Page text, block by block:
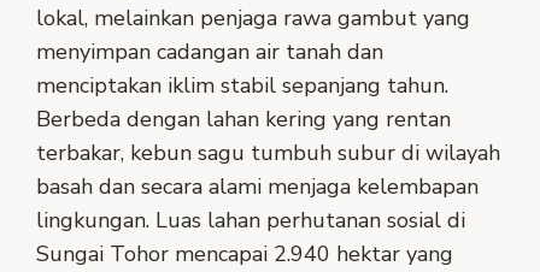
lokal, melainkan penjaga rawa gambut yang
menyimpan cadangan air tanah dan
menciptakan iklim stabil sepanjang tahun.
Berbeda dengan lahan kering yang rentan
terbakar, kebun sagu tumbuh subur di wilayah
basah dan secara alami menjaga kelembapan
lingkungan. Luas lahan perhutanan sosial di
Sungai Tohor mencapai 2.940 hektar yang